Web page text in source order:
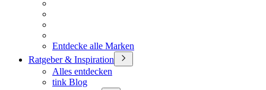
Entdecke alle Marken
Ratgeber & Inspiration
Alles entdecken
tink Blog